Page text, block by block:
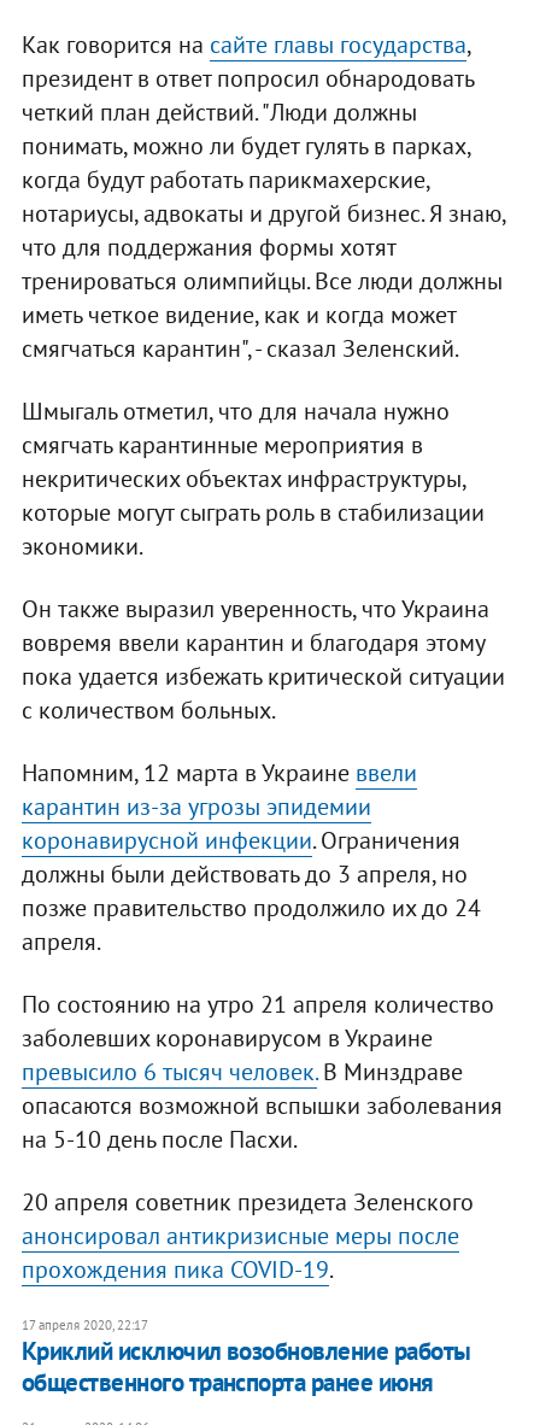
Как говорится на сайте главы государства,
президент в ответ попросил обнародовать
четкий план действий. "Люди должны
понимать, можно ли будет гулять в парках,
когда будут работать парикмахерские,
нотариусы, адвокаты и другой бизнес. Я знаю,
что для поддержания формы хотят
тренироваться олимпийцы. Все люди должны
иметь четкое видение, как и когда может
смягчаться карантин", - сказал Зеленский.
Шмыгаль отметил, что для начала нужно
смягчать карантинные мероприятия в
некритических объектах инфраструктуры,
которые могут сыграть роль в стабилизации
экономики.
Он также выразил уверенность, что Украина
вовремя ввели карантин и благодаря этому
пока удается избежать критической ситуации
с количеством больных.
Напомним, 12 марта в Украине ввели
карантин из-за угрозы эпидемии
коронавирусной инфекции. Ограничения
должны были действовать до 3 апреля, но
позже правительство продолжило их до 24
апреля.
По состоянию на утро 21 апреля количество
заболевших коронавирусом в Украине
превысило 6 тысяч человек.В Минздраве
опасаются возможной вспышки заболевания
на 5-10 день после Пасхи.
20 апреля советник президета Зеленского
анонсировал антикризисные меры после
прохождения пика COVID-19.
17 апреля 2020, 22:17
Криклий исключил возобновление работы
общественного транспорта ранее июня